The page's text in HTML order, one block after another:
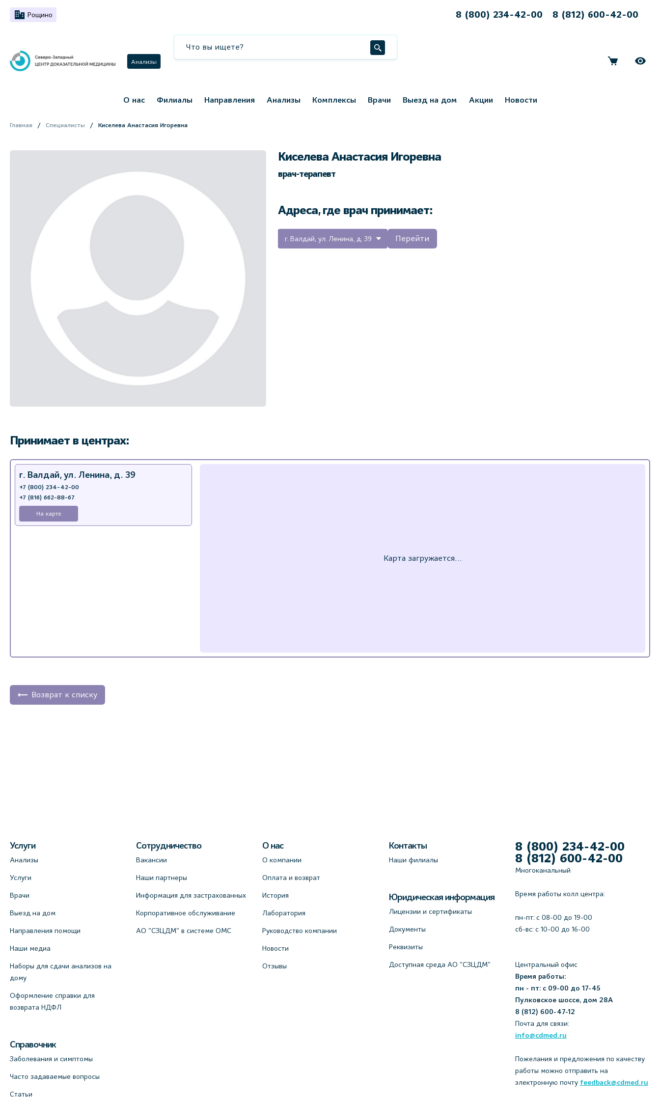
Рощино 8 (800) 234-42-00 8 (812) 600-42-00
Анализы
О нас Филиалы Направления Анализы Комплексы Врачи Выезд на дом Акции Новости
Главная Специалисты Киселева Анастасия Игоревна
Киселева Анастасия Игоревна
врач-терапевт
Адреса, где врач принимает:
г. Валдай, ул. Ленина, д. 39 Перейти
Принимает в центрах:
г. Валдай, ул. Ленина, д. 39
+7 (800) 234-42-00
+7 (816) 662-88-67
На карте
Возврат к списку
Услуги
Анализы
Услуги
Врачи
Выезд на дом
Направления помощи
Наши медиа
Наборы для сдачи анализов на
дому
Оформление справки для
возврата НДФЛ
Справочник
Заболевания и симптомы
Часто задаваемые вопросы
Статьи
Сотрудничество
Вакансии
Наши партнеры
Информация для застрахованных
Корпоративное обслуживание
АО "СЗЦДМ" в системе ОМС
О нас
О компании
Оплата и возврат
История
Лаборатория
Руководство компании
Новости
Отзывы
Контакты
Наши филиалы
Юридическая информация
Лицензии и сертификаты
Документы
Реквизиты
Доступная среда АО "СЗЦДМ"
8 (800) 234-42-00
8 (812) 600-42-00
Многоканальный
Время работы колл центра:
пн-пт: c 08-00 до 19-00
сб-вс: с 10-00 до 16-00
Центральный офис
Время работы:
пн - пт: с 09-00 до 17-45
Пулковское шоссе, дом 28А
8 (812) 600-47-12
Почта для связи:
info@cdmed.ru
Пожелания и предложения по качеству
работы можно отправить на
электронную почту feedback@cdmed.ru